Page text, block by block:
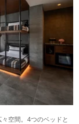
空間。4つのベッドと